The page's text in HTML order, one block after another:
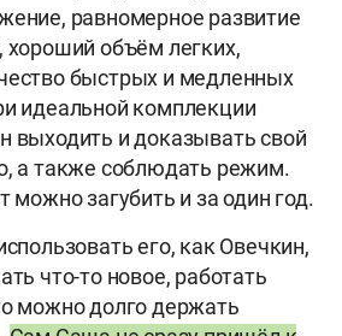
равномерное развитие
объём легких,
быстрых и медленных
идеальной комплекции
выходить и доказывать свой
а также соблюдать режим.
можно загубить и за один год.
его, как Овечкин,
что-то новое, работать
можно долго держать